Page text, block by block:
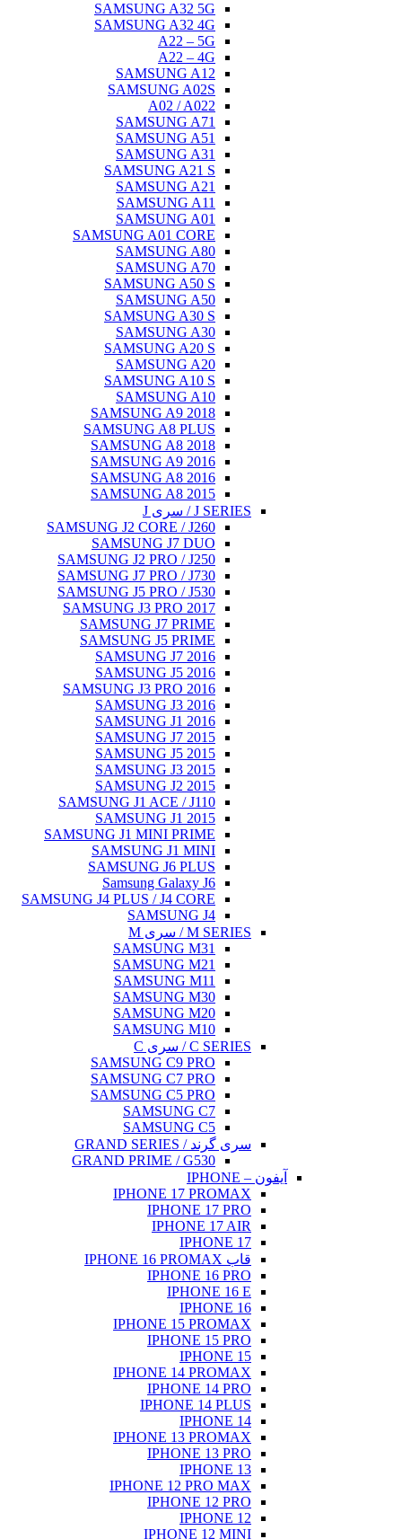
SAMSUNG A32 5G
SAMSUNG A32 4G
A22 – 5G
A22 – 4G
SAMSUNG A12
SAMSUNG A02S
A02 / A022
SAMSUNG A71
SAMSUNG A51
SAMSUNG A31
SAMSUNG A21 S
SAMSUNG A21
SAMSUNG A11
SAMSUNG A01
SAMSUNG A01 CORE
SAMSUNG A80
SAMSUNG A70
SAMSUNG A50 S
SAMSUNG A50
SAMSUNG A30 S
SAMSUNG A30
SAMSUNG A20 S
SAMSUNG A20
SAMSUNG A10 S
SAMSUNG A10
SAMSUNG A9 2018
SAMSUNG A8 PLUS
SAMSUNG A8 2018
SAMSUNG A9 2016
SAMSUNG A8 2016
SAMSUNG A8 2015
J SERIES / سری J
SAMSUNG J2 CORE / J260
SAMSUNG J7 DUO
SAMSUNG J2 PRO / J250
SAMSUNG J7 PRO / J730
SAMSUNG J5 PRO / J530
SAMSUNG J3 PRO 2017
SAMSUNG J7 PRIME
SAMSUNG J5 PRIME
SAMSUNG J7 2016
SAMSUNG J5 2016
SAMSUNG J3 PRO 2016
SAMSUNG J3 2016
SAMSUNG J1 2016
SAMSUNG J7 2015
SAMSUNG J5 2015
SAMSUNG J3 2015
SAMSUNG J2 2015
SAMSUNG J1 ACE / J110
SAMSUNG J1 2015
SAMSUNG J1 MINI PRIME
SAMSUNG J1 MINI
SAMSUNG J6 PLUS
Samsung Galaxy J6
SAMSUNG J4 PLUS / J4 CORE
SAMSUNG J4
M SERIES / سری M
SAMSUNG M31
SAMSUNG M21
SAMSUNG M11
SAMSUNG M30
SAMSUNG M20
SAMSUNG M10
C SERIES / سری C
SAMSUNG C9 PRO
SAMSUNG C7 PRO
SAMSUNG C5 PRO
SAMSUNG C7
SAMSUNG C5
سری گرند / GRAND SERIES
GRAND PRIME / G530
آیفون – IPHONE
IPHONE 17 PROMAX
IPHONE 17 PRO
IPHONE 17 AIR
IPHONE 17
IPHONE 16 PRO
IPHONE 16 E
IPHONE 16
IPHONE 15 PROMAX
IPHONE 15 PRO
IPHONE 15
IPHONE 14 PROMAX
IPHONE 14 PRO
IPHONE 14 PLUS
IPHONE 14
IPHONE 13 PROMAX
IPHONE 13 PRO
IPHONE 13
IPHONE 12 PRO MAX
IPHONE 12 PRO
IPHONE 12
IPHONE 12 MINI